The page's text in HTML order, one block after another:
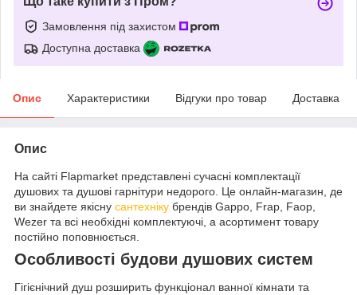
Замовлення під захистом
Доступна доставка
Опис Характеристики Відгуки про товар Доставка
Опис
На сайті Flapmarket представлені сучасні комплектації
душових та душові гарнітури недорого. Це онлайн-магазин, де
ви знайдете якісну сантехніку брендів Gappo, Frap, Faop,
Wezer та всі необхідні комплектуючі, а асортимент товару
постійно поповнюється.
Особливості будови душових систем
Гігієнічний душ розширить функціонал ванної кімнати та